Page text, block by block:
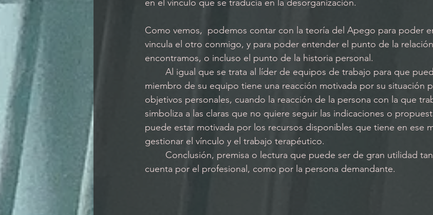
en el vínculo que se traducía en la desorganización.
Como vemos,  podemos contar con la teoría del Apego para poder
vincula el otro conmigo, y para poder entender el punto de la
encontramos, o incluso el punto de la historia personal.
miembro de su equipo tiene una reacción motivada por su situación
objetivos personales, cuando la reacción de la persona con la que
simboliza a las claras que no quiere seguir las indicaciones o
puede estar motivada por los recursos disponibles que tiene en ese
gestionar el vínculo y el trabajo terapéutico.
cuenta por el profesional, como por la persona demandante.